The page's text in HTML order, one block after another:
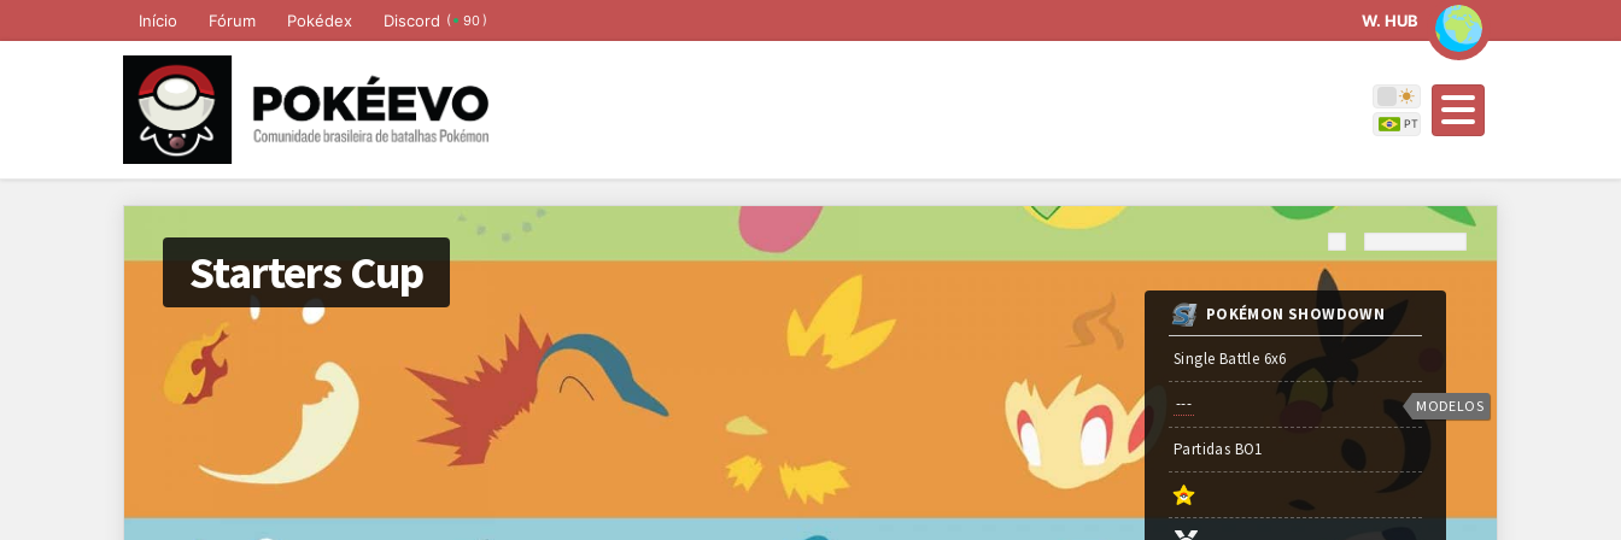
Início Fórum Pokédex Discord ( 90) W. HUB
Starters Cup
POKÉMON SHOWDOWN
Single Battle 6x6
---
Partidas BO1
MODELOS